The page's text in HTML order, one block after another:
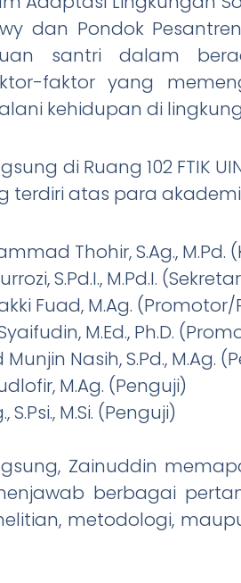
dan Pondok
santri dalam
faktor yang
kehidupan di
di Ruang 102 FTIK
terdiri atas para
Thohir, S.Ag., M.Pd.
S.Pd.I., M.Pd.I.
Fuad, M.Ag.
M.Ed., Ph.D.
Nasih, S.Pd., M.Ag.
M.Ag. (Penguji)
S.Psi., M.Si. (Penguji)
Zainuddin
berbagai
metodologi,